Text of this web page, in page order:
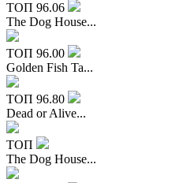
ТОП 96.06
The Dog House...
ТОП 96.00
Golden Fish Ta...
ТОП 96.80
Dead or Alive...
ТОП
The Dog House...